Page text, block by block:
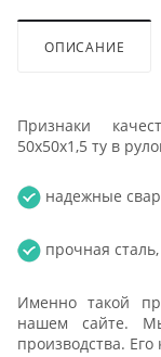
ОПИСАНИЕ
Признаки
50х50х1,5 ту в
надежные
прочная
Именно такой
нашем сайте.
производства.